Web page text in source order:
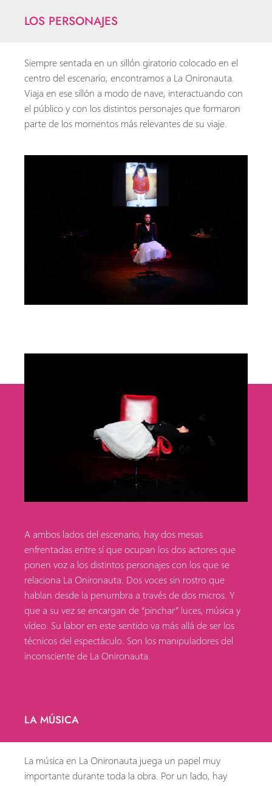
LOS PERSONAJES
Siempre sentada en un sillón giratorio colocado en el
centro del escenario, encontramos a La Onironauta.
Viaja en ese sillón a modo de nave, interactuando con
el público y con los distintos personajes que formaron
parte de los momentos más relevantes de su viaje.
A ambos lados del escenario, hay dos mesas
enfrentadas entre sí que ocupan los dos actores que
ponen voz a los distintos personajes con los que se
relaciona La Onironauta. Dos voces sin rostro que
hablan desde la penumbra a través de dos micros. Y
que a su vez se encargan de “pinchar” luces, música y
vídeo. Su labor en este sentido va más allá de ser los
técnicos del espectáculo. Son los manipuladores del
inconsciente de La Onironauta.
LA MÚSICA
La música en La Onironauta juega un papel muy
importante durante toda la obra. Por un lado, hay